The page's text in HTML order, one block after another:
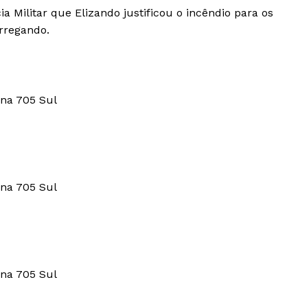
Militar que Elizando justificou o incêndio para os
705 Sul
705 Sul
705 Sul